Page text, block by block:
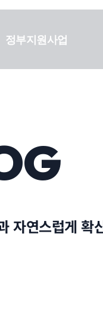
정부지원사업
자연스럽게 확